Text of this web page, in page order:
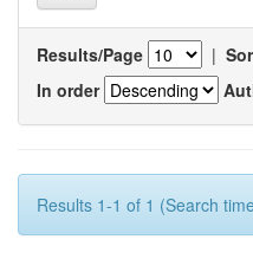
Results/Page |
In order
Results 1-1 of 1 (Search